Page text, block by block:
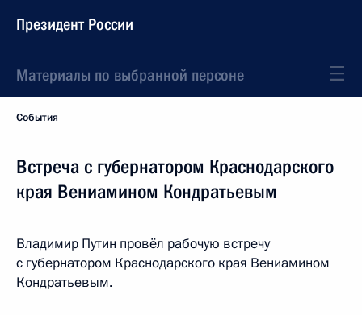
Президент России
Материалы по выбранной персоне
События
Встреча с губернатором Краснодарского
края Вениамином Кондратьевым
Владимир Путин провёл рабочую встречу
с губернатором Краснодарского края Вениамином
Кондратьевым.